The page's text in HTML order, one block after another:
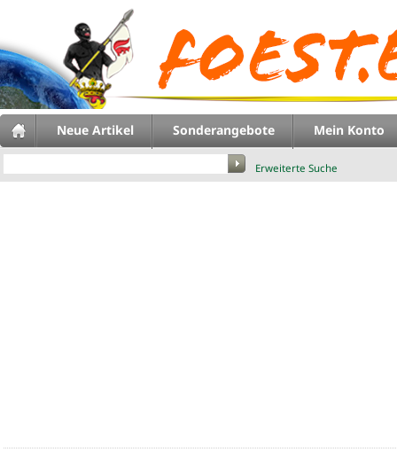
Neue Artikel Sonderangebote Mein Konto
Erweiterte Suche